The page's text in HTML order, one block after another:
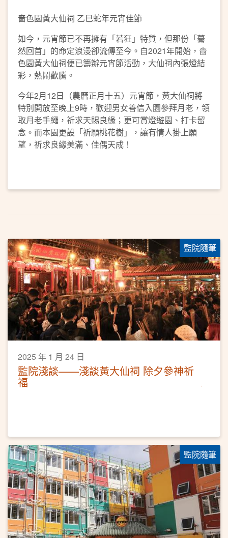
嗇色園黃大仙祠 乙巳蛇年元宵佳節
如今，元宵節已不再擁有「若狂」特質，但那份「驀
然回首」的命定浪漫卻流傳至今。自2021年開始，嗇
色園黃大仙祠便已籌辦元宵節活動，大仙祠內張燈結
彩，熱鬧歡騰。
今年2月12日（農曆正月十五）元宵節，黃大仙祠將
特別開放至晚上9時，歡迎男女善信入園參拜月老，領
取月老手繩，祈求天賜良緣；更可賞燈遊園、打卡留
念。而本園更設「祈願桃花樹」，讓有情人掛上願
望，祈求良緣美滿、佳偶天成！
監院隨筆
2025 年 1 月 24 日
監院淺談——淺談黃大仙祠 除夕參神祈
福
監院隨筆